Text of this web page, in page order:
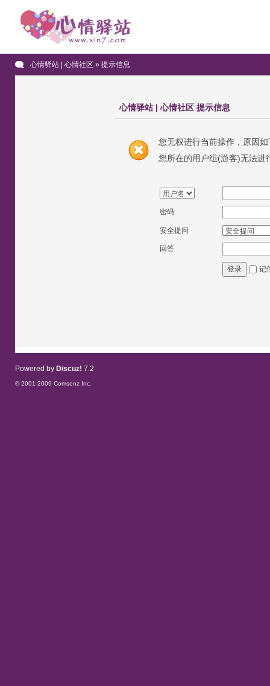
心情驿站 | 心情社区 » 提示信息
心情驿站 | 心情社区 提示信息
您无权进行当前操作，原因如
您所在的用户组(游客)无法进
密码
安全提问
回答
登录 记
Powered by Discuz! 7.2
© 2001-2009 Comsenz Inc.